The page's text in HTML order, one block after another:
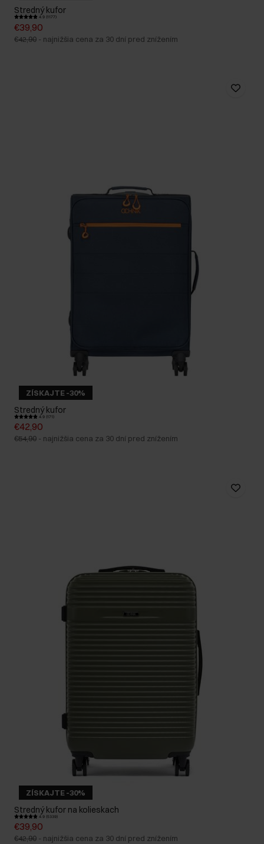
Stredný kufor
4.9 (1177)
€39,90
€42,90 - najnižšia cena za 30 dní pred znížením
ZÍSKAJTE -30%
Stredný kufor
4.9 (171)
€42,90
€54,90 - najnižšia cena za 30 dní pred znížením
ZÍSKAJTE -30%
Stredný kufor na kolieskach
4.9 (5339)
€39,90
€42,90 - najnižšia cena za 30 dní pred znížením